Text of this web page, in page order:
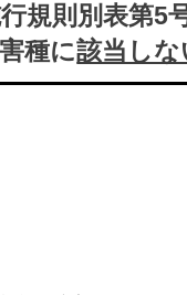
規則別表第5
種に該当し